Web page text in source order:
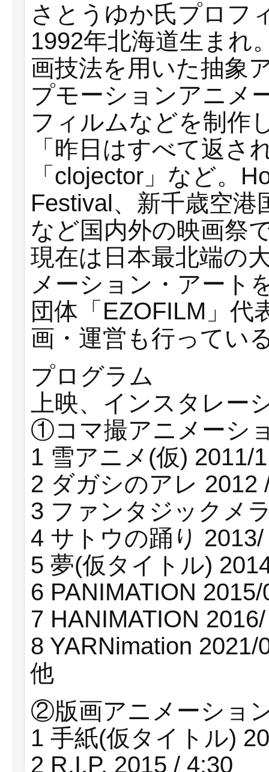
さとうゆか氏プロフ
1992年北海道生まれ
画技法を用いた抽象
プモーションアニメ
フィルムなどを制作
「昨日はすべて返さ
「clojector」など。
Festival、新千歳空
など国内外の映画祭
現在は日本最北端の
メーション・アート
団体「EZOFILM」代
画・運営も行ってい
プログラム
上映、インスタレー
①コマ撮アニメーシ
1 雪アニメ(仮) 2011/
2 ダガシのアレ 2012
3 ファンタジックメ
4 サトウの踊り 2013/
5 夢(仮タイトル)
6 PANIMATION 2015/
7 HANIMATION
8 YARNimation 2021/
他
②版画アニメーショ
1 手紙(仮タイトル)
2 R.I.P. 2015 / 4:30